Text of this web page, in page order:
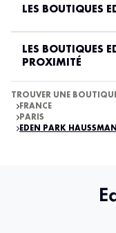
LES BOUTIQUES
LES BOUTIQUES
PROXIMITÉ
TROUVER UNE
FRANCE
PARIS
EDEN PARK